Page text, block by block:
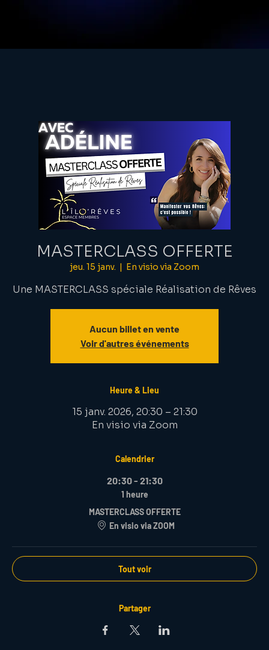
MASTERCLASS OFFERTE
jeu. 15 janv.
  |
En visio via Zoom
Une MASTERCLASS spéciale Réalisation de Rêves
Aucun billet en vente
Voir d'autres événements
Heure & Lieu
15 janv. 2026, 20:30 – 21:30
En visio via Zoom
Calendrier
20:30 - 21:30
1 heure
MASTERCLASS OFFERTE
En visio via ZOOM
Tout voir
Partager